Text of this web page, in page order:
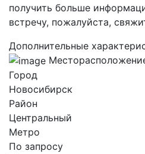
получить больше
встречу, пожалуйста,
Дополнительные
Город
Новосибирск
Район
Центральный
Метро
По запросу